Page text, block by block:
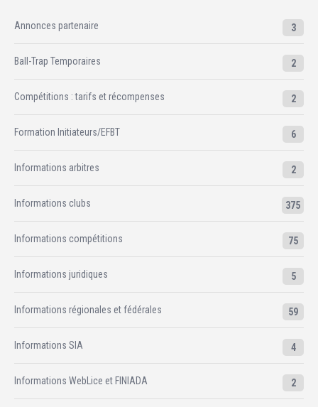
Annonces partenaire 3
Ball-Trap Temporaires 2
Compétitions : tarifs et récompenses 2
Formation Initiateurs/EFBT 6
Informations arbitres 2
Informations clubs 375
Informations compétitions 75
Informations juridiques 5
Informations régionales et fédérales 59
Informations SIA 4
Informations WebLice et FINIADA 2